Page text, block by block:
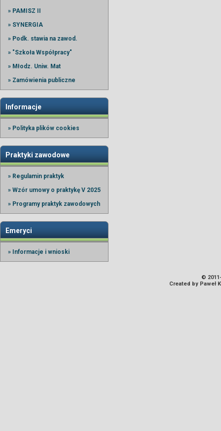
» PAMISZ II
» SYNERGIA
» Podk. stawia na zawod.
» "Szkoła Współpracy"
» Młodz. Uniw. Mat
» Zamówienia publiczne
Informacje
» Polityka plików cookies
Praktyki zawodowe
» Regulamin praktyk
» Wzór umowy o praktykę V 2025
» Programy praktyk zawodowych
Emeryci
» Informacje i wnioski
©
Created by Paweł